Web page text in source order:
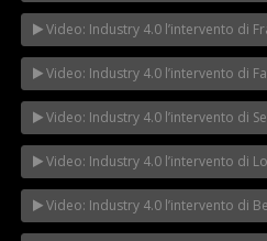
Video: Industry 4.0 l’intervento di
Video: Industry 4.0 l’intervento di
Video: Industry 4.0 l’intervento di
Video: Industry 4.0 l’intervento di
Video: Industry 4.0 l’intervento di